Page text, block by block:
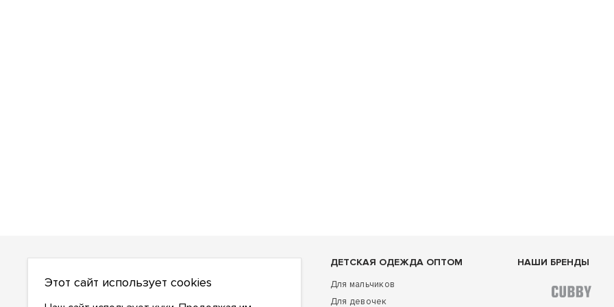
О НАС
О компании
Как сделать заказ
ДЕТСКАЯ ОДЕЖДА ОПТОМ
Для мальчиков
Для девочек
НАШИ БРЕНДЫ
Этот сайт использует cookies